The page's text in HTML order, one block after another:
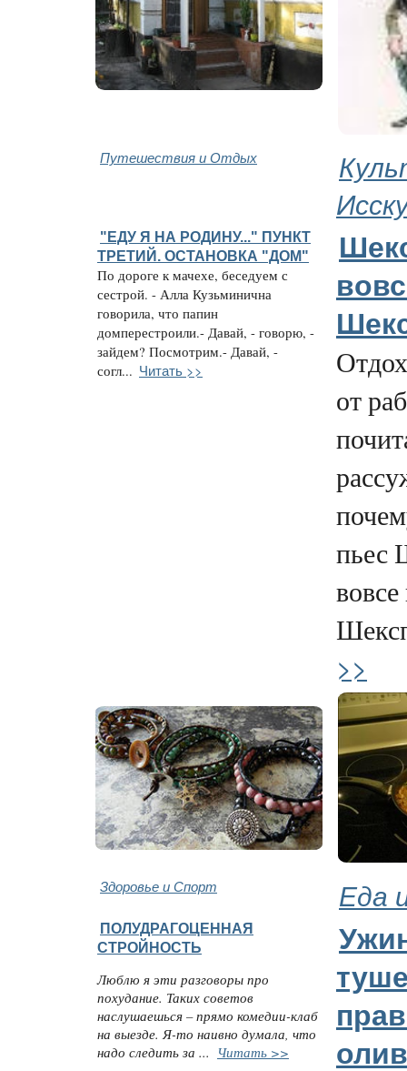
Путешествия и Отдых
"ЕДУ Я НА РОДИНУ..." ПУНКТ
ТРЕТИЙ. ОСТАНОВКА "ДОМ"
По дороге к мачехе, беседуем с
сестрой. - Алла Кузьминична
говорила, что папин
домперестроили.- Давай, - говорю, -
зайдем? Посмотрим.- Давай, -
согл... Читать >>
от
пьес
вовсе
>>
Здоровье и Спорт Еда
ПОЛУДРАГОЦЕННАЯ
СТРОЙНОСТЬ
Люблю я эти разговоры про
похудание. Таких советов
наслушаешься – прямо комедии-клаб
на выезде. Я-то наивно думала, что
надо следить за ... Читать >>